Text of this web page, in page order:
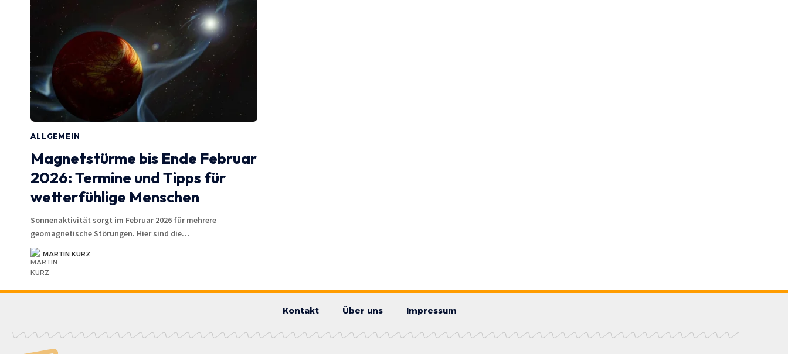
ALLGEMEIN
Magnetstürme bis Ende Februar
2026: Termine und Tipps für
wetterfühlige Menschen
Sonnenaktivität sorgt im Februar 2026 für mehrere
geomagnetische Störungen. Hier sind die…
MARTIN KURZ
Kontakt Über uns Impressum